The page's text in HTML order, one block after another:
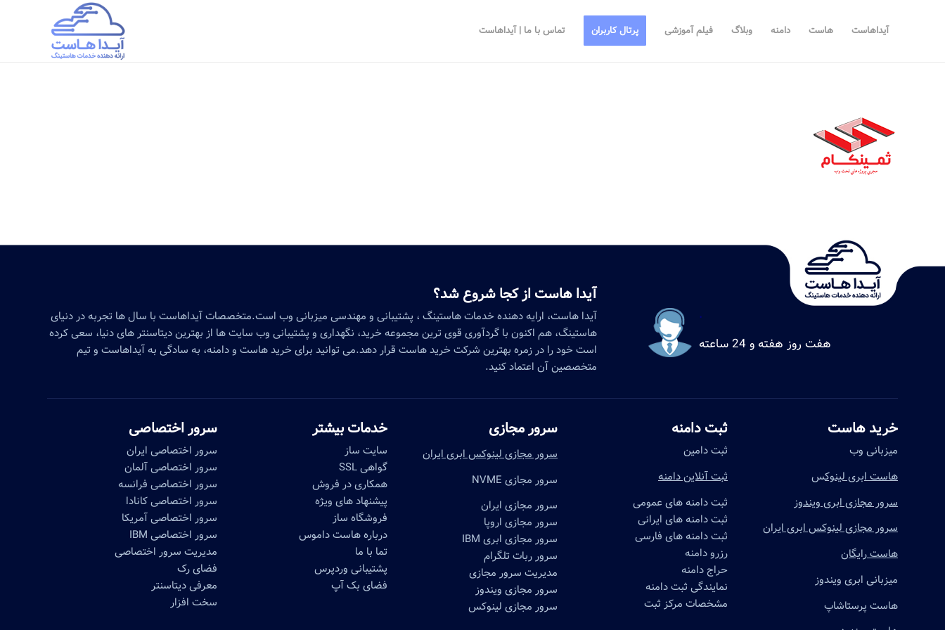
آیداهاست هاست دامنه وبلاگ فیلم آموزشی پرتال کاربران تماس با ما | آیداهاست
.
هفت روز هفته و 24 ساعته
آیدا هاست از کجا شروع شد؟
آیدا هاست، ارایه دهنده خدمات هاستینگ ، پشتیبانی و مهندسی میزبانی وب است.متخصصات آیداهاست با سال ها تجربه در دنیای
هاستینگ، هم اکنون با گردآوری قوی ترین مجموعه خرید، نگهداری و پشتیبانی وب سایت ها از بهترین دیتاسنتر های دنیا، سعی کرده
است خود را در زمره بهترین شرکت خرید هاست قرار دهد.می توانید برای خرید هاست و دامنه، به سادگی به آیداهاست و تیم
متخصصین آن اعتماد کنید.
خرید هاست
میزبانی وب
هاست ابری لینوکس
سرور مجازی ابری ویندوز
سرور مجازی لینوکس ابری ایران
هاست رایگان
میزبانی ابری ویندوز
هاست پرستاشاپ
ثبت دامنه
ثبت دامین
ثبت آنلاین دامنه
ثبت دامنه های عمومی
ثبت دامنه های ایرانی
ثبت دامنه های فارسی
رزرو دامنه
حراج دامنه
نمایندگی ثبت دامنه
مشخصات مرکز ثبت
سرور مجازی
سرور مجازی لینوکس ابری ایران
سرور مجازی NVME
سرور مجازی ایران
سرور مجازی اروپا
سرور مجازی ابری IBM
سرور ربات تلگرام
مدیریت سرور مجازی
سرور مجازی ویندوز
سرور مجازی لینوکس
خدمات بیشتر
سایت ساز
گواهی SSL
همکاری در فروش
پیشنهاد های ویژه
فروشگاه ساز
درباره هاست داموس
تما با ما
پشتیبانی وردپرس
فضای بک آپ
سرور اختصاصی
سرور اختصاصی ایران
سرور اختصاصی آلمان
سرور اختصاصی فرانسه
سرور اختصاصی کانادا
سرور اختصاصی آمریکا
سرور اختصاصی IBM
مدیریت سرور اختصاصی
فضای رک
معرفی دیتاسنتر
سخت افزار